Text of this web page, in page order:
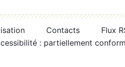
Contacts
Flux
: partiellement